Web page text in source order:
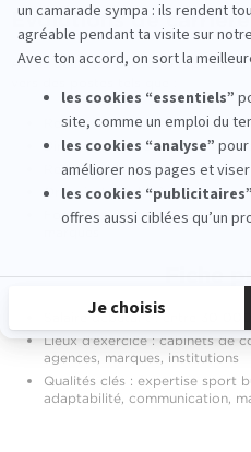
Évolutions de carrière
Après quelques années
Responsable marketing ou
Directeur de projet sport
Responsable partenariats ou
Organisateur d’évènements
Fonctions stratégiques au sein
Fiche
Salaire débutant : entre 30
Lieux d’exercice : cabinets de
agences, marques, institutions
Qualités clés : expertise sport
adaptabilité, communication,